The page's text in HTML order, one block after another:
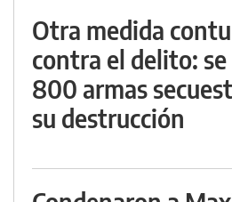
Otra medida
contra el delito:
800 armas
su destrucción